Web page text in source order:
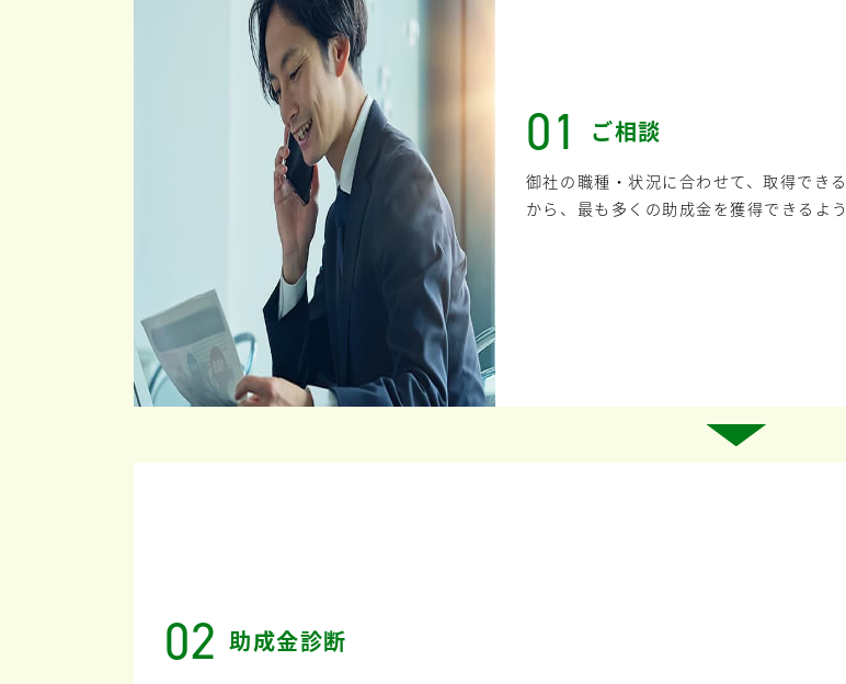
01 ご相談
御社の職種・状況に合わせて、取得でき
から、最も多くの助成金を獲得できるよ
02 助成金診断